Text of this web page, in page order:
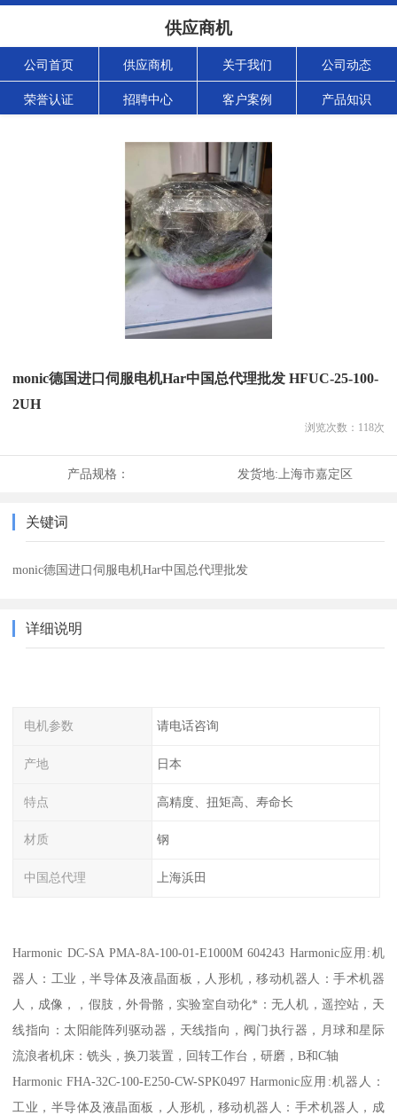
供应商机
公司首页 供应商机 关于我们 公司动态
荣誉认证 招聘中心 客户案例 产品知识
monic德国进口伺服电机Har中国总代理批发 HFUC-25-100-
2UH
浏览次数： 118次
产品规格： 发货地: 上海市嘉定区
关键词
monic德国进口伺服电机Har中国总代理批发
详细说明
电机参数 请电话咨询
产地 日本
特点 高精度、扭矩高、寿命长
材质 钢
中国总代理 上海浜田
Harmonic DC-SA PMA-8A-100-01-E1000M 604243 Harmonic应用:机
器人：工业，半导体及液晶面板，人形机，移动机器人：手术机器
人，成像，，假肢，外骨骼，实验室自动化*：无人机，遥控站，天
线指向：太阳能阵列驱动器，天线指向，阀门执行器，月球和星际
流浪者机床：铣头，换刀装置，回转工作台，研磨，B和C轴
Harmonic FHA-32C-100-E250-CW-SPK0497 Harmonic应用:机器人：
工业，半导体及液晶面板，人形机，移动机器人：手术机器人，成